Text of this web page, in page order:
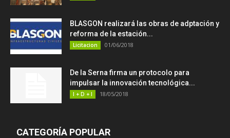
BLASGON realizará las obras de adptación y
reforma de la estación...
Licitacion 01/06/2018
De la Serna firma un protocolo para
impulsar la innovación tecnológica...
I + D + I 18/05/2018
CATEGORÍA POPULAR